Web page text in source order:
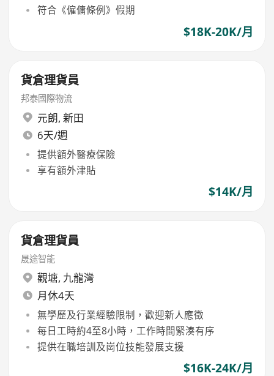
符合《僱傭條例》假期
$18K-20K/月
貨倉理貨員
邦泰國際物流
元朗, 新田
6天/週
提供額外醫療保險
享有額外津貼
$14K/月
貨倉理貨員
晟途智能
觀塘, 九龍灣
月休4天
無學歷及行業經驗限制，歡迎新人應徵
每日工時約4至8小時，工作時間緊湊有序
提供在職培訓及崗位技能發展支援
$16K-24K/月